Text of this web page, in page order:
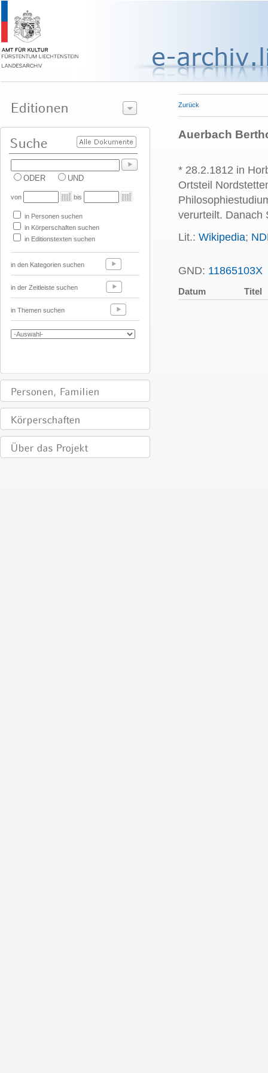
ODER UND
von bis
in Personen suchen
in Körperschaften suchen
in Editionstexten suchen
in den Kategorien suchen
in der Zeitleiste suchen
in Themen suchen
Zurück
Auerbach
* 28.2.1812 in
Ortsteil
verurteilt. Danach
Lit.: Wikipedia;
GND: 11865103X
Datum Titel